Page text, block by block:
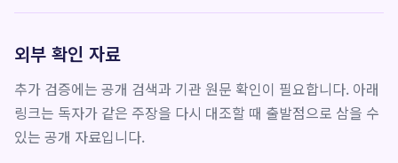
외부 확인 자료
추가 검증에는 공개 검색과 기관 원문 확인이 필요합니다. 아래
링크는 독자가 같은 주장을 다시 대조할 때 출발점으로 삼을 수
있는 공개 자료입니다.